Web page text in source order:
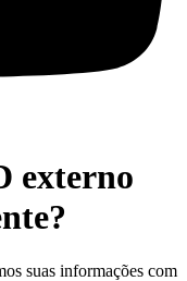
externo
suas informações com